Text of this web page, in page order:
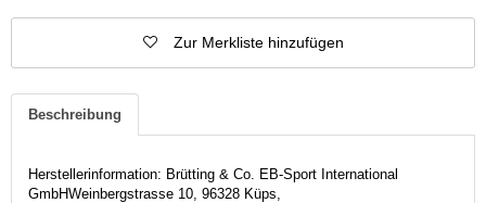
Zur Merkliste hinzufügen
Beschreibung
Herstellerinformation: Brütting & Co. EB-Sport International
GmbHWeinbergstrasse 10, 96328 Küps,